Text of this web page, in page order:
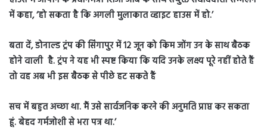
में कहा, ‘हो सकता है कि अगली मुलाकात व्हाइट हाउस में हो.’
बता दें, डोनाल्ड ट्रंप की सिंगापुर में 12 जून को किम जोंग उन के साथ बैठक
होने वाली है. ट्रंप ने यह भी स्पष्ट किया कि यदि उनके लक्ष्य पूरे नहीं होते हैं
तो वह अब भी इस बैठक से पीछे हट सकते हैं
सच में बहुत अच्छा था. मैं उसे सार्वजनिक करने की अनुमति प्राप्त कर सकता
हूं. बेहद गर्मजोशी से भरा पत्र था.’